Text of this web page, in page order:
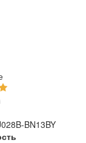
BN13BY